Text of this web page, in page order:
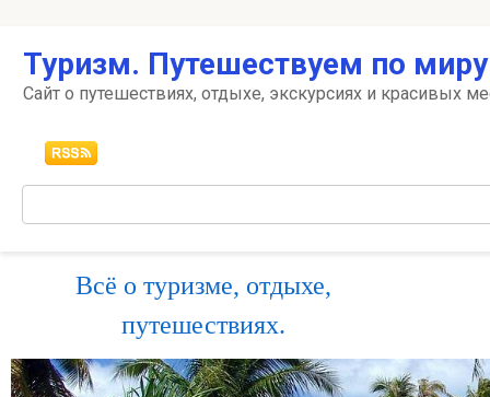
контенту
Туризм. Путешествуем по
Сайт о путешествиях, отдыхе, экскурсиях и красивых
Всё о туризме, отдыхе,
путешествиях.